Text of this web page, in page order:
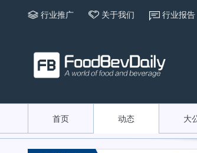
行业推广 关于我们 行业报告
首页 动态 大